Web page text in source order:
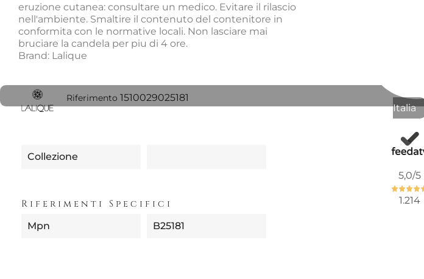
Italia
5,0/5
1.214
eruzione cutanea: consultare un medico. Evitare il rilascio
nell'ambiente. Smaltire il contenuto del contenitore in
conformita con le normative locali. Non lasciare mai
bruciare la candela per piu di 4 ore.
Brand: Lalique
Riferimento 1510029025181
Collezione
Riferimenti Specifici
Mpn B25181